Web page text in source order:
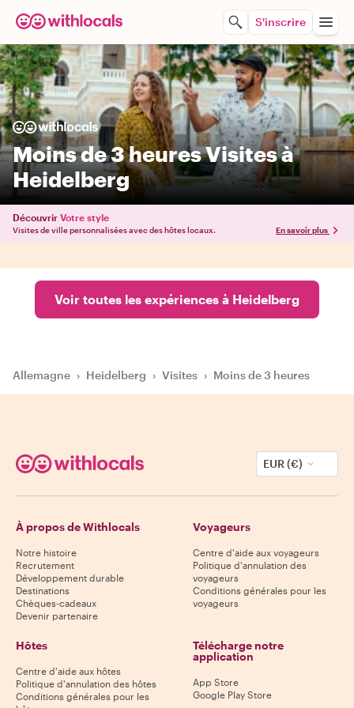
S'inscrire
Moins de 3 heures Visites à
Heidelberg
Découvrir Votre style
Visites de ville personnalisées avec des hôtes locaux. En savoir plus
Voir toutes les expériences à Heidelberg
Allemagne › Heidelberg › Visites › Moins de 3 heures
EUR (€)
À propos de Withlocals
Notre histoire
Recrutement
Développement durable
Destinations
Chèques-cadeaux
Devenir partenaire
Voyageurs
Centre d'aide aux voyageurs
Politique d'annulation des
voyageurs
Conditions générales pour les
voyageurs
Hôtes
Centre d'aide aux hôtes
Politique d'annulation des hôtes
Conditions générales pour les
Télécharge notre
application
App Store
Google Play Store